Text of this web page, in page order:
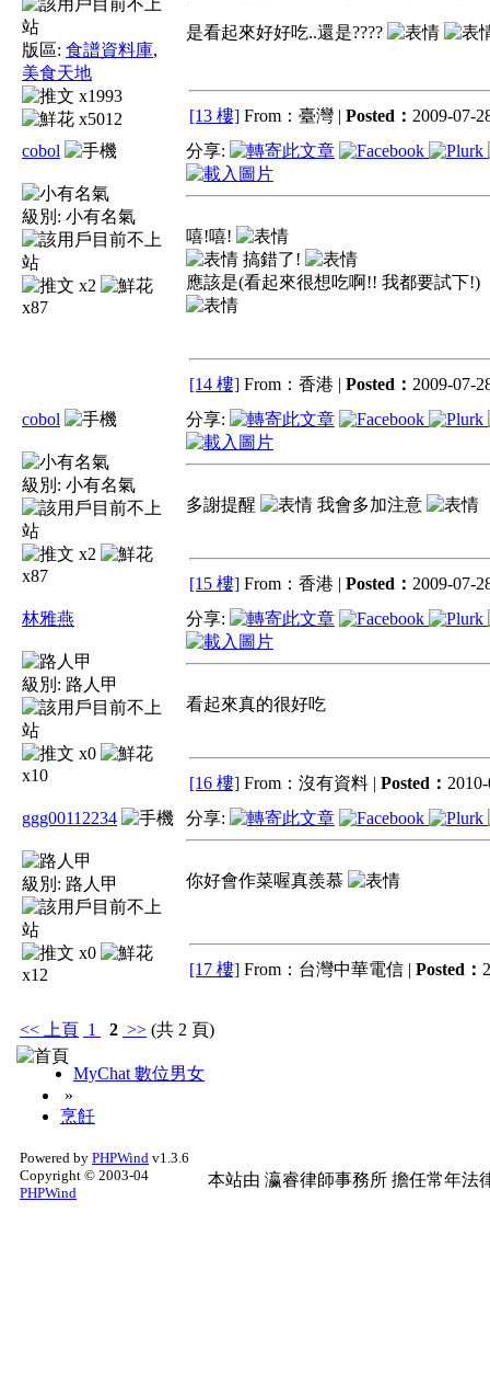
版區: 食譜資料庫,
美食天地
x1993
x5012
是看起來好好吃..還是????
[13 樓] From：臺灣 | Posted： 2009-07-
cobol
級別: 小有名氣
x2
x87
分享:
嘻!嘻!
搞錯了!
應該是(看起來很想吃啊!! 我都要試下!)
[14 樓] From：香港 | Posted： 2009-07-
cobol
級別: 小有名氣
x2
x87
分享:
多謝提醒 我會多加注意
[15 樓] From：香港 | Posted： 2009-07-
林雅燕
級別: 路人甲
x0
x10
分享:
看起來真的很好吃
[16 樓] From：沒有資料 | Posted：
ggg00112234
級別: 路人甲
x0
x12
分享:
你好會作菜喔真羨慕
[17 樓] From：台灣中華電信 | Posted：
<< 上頁 1 2 >> (共 2 頁)
MyChat 數位男女
»
烹飪
Powered by PHPWind v1.3.6
Copyright © 2003-04
PHPWind
本站由 瀛睿律師事務所 擔任常年法